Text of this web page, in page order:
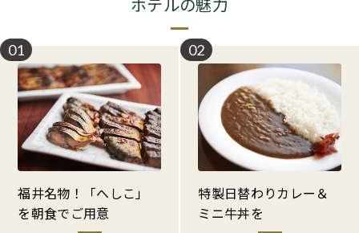
01
福井名物！「へしこ」
を朝食でご用意
02
特製日替わりカレー＆
ミニ牛丼を